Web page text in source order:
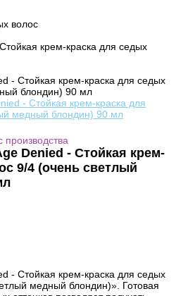
волос
крем-краска для седых
- Стойкая крем-краска для седых
блондин) 90 мл
производства
Denied - Стойкая крем-
9/4 (очень светлый
- Стойкая крем-краска для седых
медный блондин)». Готовая